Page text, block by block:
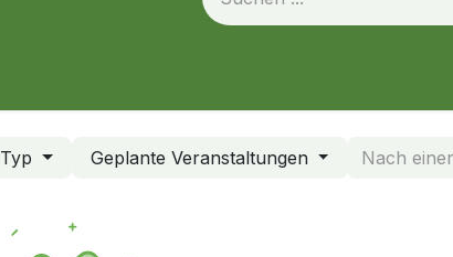
Typ Geplante Veranstaltungen